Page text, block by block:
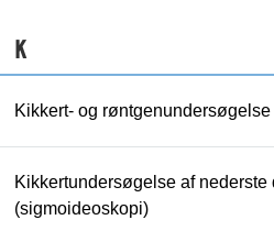
K
Kikkert- og
Kikkertundersøgelse af nederste
(sigmoideoskopi)